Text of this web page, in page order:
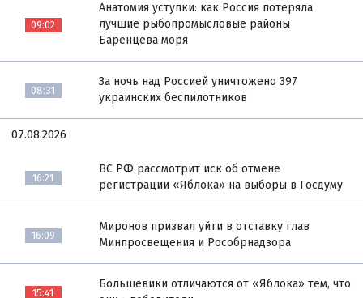
09:02
Анатомия уступки: как Россия потеряла
лучшие рыбопромысловые районы
Баренцева моря
08:31
За ночь над Россией уничтожено 397
украинских беспилотников
07.08.2026
16:21
ВС РФ рассмотрит иск об отмене
регистрации «Яблока» на выборы в Госдуму
16:09
Миронов призвал уйти в отставку глав
Минпросвещения и Рособрнадзора
15:41
Большевики отличаются от «Яблока» тем, что